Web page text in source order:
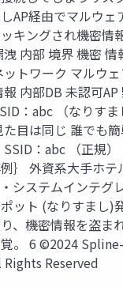
AP経由でマルウェ
キングされ機密情
内部 境界 機密 情
ットワーク マルウ
内部DB 未認可AP
：abc （なりす
目は同じ 誰でも
SSID：abc （正規）
｝ 外資系大手ホテ
システムインテグ
ット (なりすまし)
、機密情報を盗ま
覚。 6 ©2024
Rights Reserved